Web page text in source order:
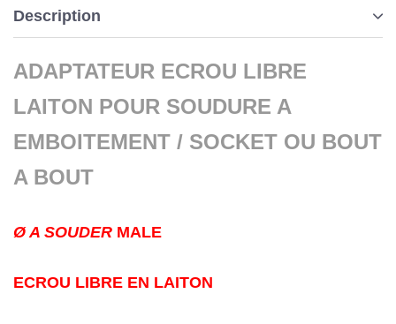
Description
ADAPTATEUR ECROU LIBRE
LAITON POUR SOUDURE A
EMBOITEMENT / SOCKET OU BOUT
A BOUT
Ø A SOUDER MALE
ECROU LIBRE EN LAITON